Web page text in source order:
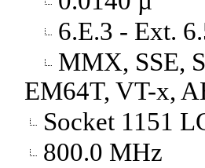
6.E.3 - Ext.
MMX, SSE,
EM64T, VT-x,
Socket 1151
800.0 MHz